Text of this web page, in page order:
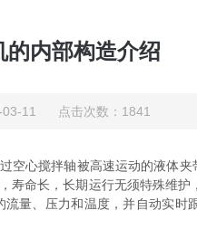
的内部构造介绍
03-11 点击次数：1841
搅拌轴被高速运动的液体夹
命长，长期运行无须特殊维
量、压力和温度，并自动实时